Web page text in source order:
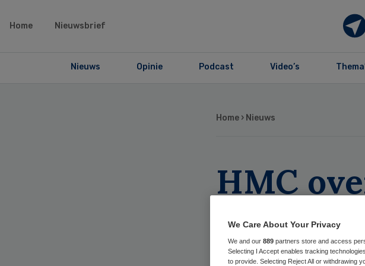
Home Nieuwsbrief
Nieuws Opinie Podcast Video’s
Home › Nieuws
HMC
sluiting
We Care About Your Privacy
We and our 889 partners store and access
Selecting I Accept enables tracking
to provide. Selecting Reject All or withdrawing